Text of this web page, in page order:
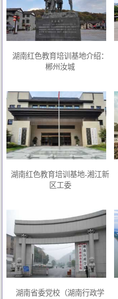
湖南红色教育培训基地介绍：
郴州汝城
湖南红色教育培训基地-湘江新
区工委
湖南省委党校（湖南行政学